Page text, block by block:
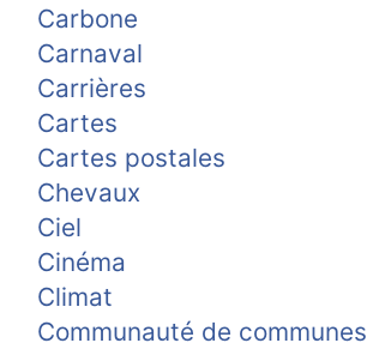
Carbone
Carnaval
Carrières
Cartes
Cartes postales
Chevaux
Ciel
Cinéma
Climat
Communauté de communes